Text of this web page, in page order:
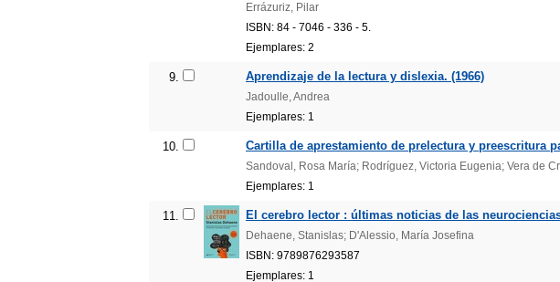
Errázuriz, Pilar
ISBN: 84 - 7046 - 336 - 5.
Ejemplares: 2
9. Aprendizaje de la lectura y dislexia. (1966)
Jadoulle, Andrea
Ejemplares: 1
10. Cartilla de aprestamiento de prelectura y preescritura
Sandoval, Rosa María; Rodríguez, Victoria Eugenia; Vera de
Ejemplares: 1
11. El cerebro lector : últimas noticias de las
Dehaene, Stanislas; D'Alessio, María Josefina
ISBN: 9789876293587
Ejemplares: 1